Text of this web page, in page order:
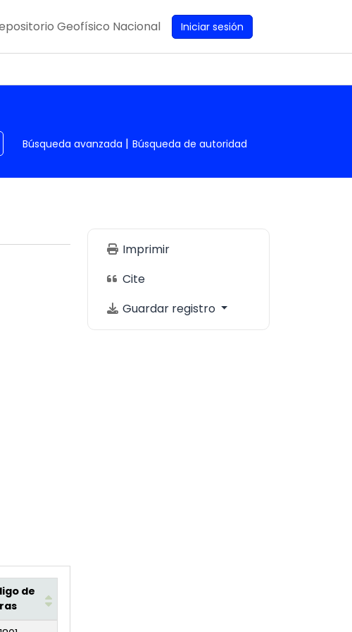
Geofísico Nacional Iniciar sesión
Búsqueda avanzada Búsqueda de autoridad
de
Imprimir
Cite
Guardar registro